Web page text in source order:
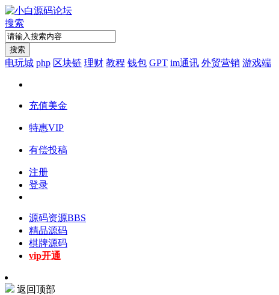
搜索
搜索
电玩城 php 区块链 理财 教程 钱包 GPT im通讯 外贸营销 游戏端
充值美金
特惠VIP
有偿投稿
注册
登录
源码资源BBS
精品源码
棋牌源码
vip开通
返回顶部